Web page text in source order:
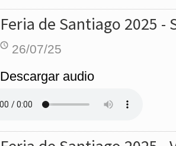
Feria de Santiago 2025 -
26/07/25
Descargar audio